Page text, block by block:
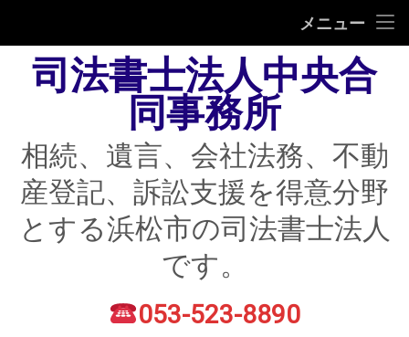
メニュー
相続
不動産登記
債務整理
住宅ローン返済にお困りの方
賃貸トラブル
司法書士法人中央合
同事務所
相続、遺言、会社法務、不動
産登記、訴訟支援を得意分野
とする浜松市の司法書士法人
です。
電話番号: 053-523-8890